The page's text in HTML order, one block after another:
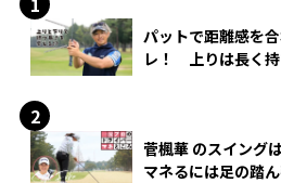
パットで距離感を
レ！ 上りは長く持
菅楓華 のスイング
マネるには足の踏